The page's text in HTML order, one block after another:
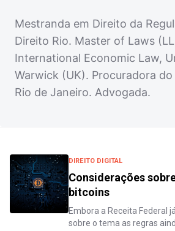
Mestranda em Direito da
Direito Rio. Master of Laws
International Economic Law,
Warwick (UK). Procuradora
Rio de Janeiro. Advogada.
DIREITO DIGITAL
Considerações
bitcoins
Embora a Receita Federal
sobre o tema as regras